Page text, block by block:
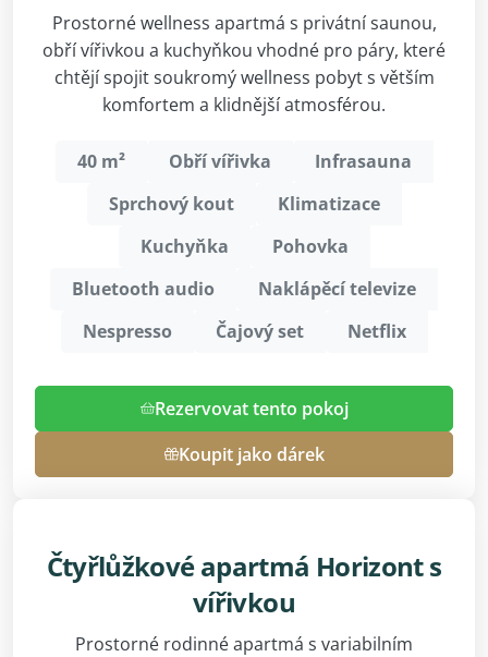
Prostorné wellness apartmá s privátní saunou,
obří vířivkou a kuchyňkou vhodné pro páry, které
chtějí spojit soukromý wellness pobyt s větším
komfortem a klidnější atmosférou.
40 m² Obří vířivka
Infrasauna
Sprchový kout
Klimatizace
Kuchyňka
Pohovka
Bluetooth audio
Naklápěcí televize
Nespresso
Čajový set Netflix
Rezervovat tento pokoj
Koupit jako dárek
Čtyřlůžkové apartmá Horizont s
vířivkou
Prostorné rodinné apartmá s variabilním